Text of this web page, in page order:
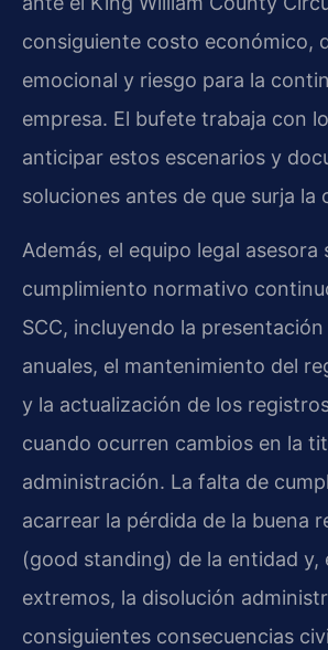
consiguiente costo económico,
emocional y riesgo para la
empresa. El bufete trabaja con
anticipar estos escenarios y
soluciones antes de que surja la
Además, el equipo legal asesora
cumplimiento normativo
SCC, incluyendo la
anuales, el mantenimiento del
y la actualización de los
cuando ocurren cambios en la
administración. La falta de
acarrear la pérdida de la buena
(good standing) de la entidad y,
extremos, la disolución
consiguientes consecuencias